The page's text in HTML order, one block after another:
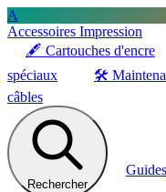
A
Accessoires Impression
🖋️ Cartouches d'encre
spéciaux
🛠️
câbles
Rechercher
Guides